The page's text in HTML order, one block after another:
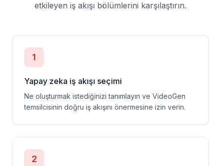
etkileyen iş akışı bölümlerini karşılaştırın.
1
Yapay zeka iş akışı seçimi
Ne oluşturmak istediğinizi tanımlayın ve VideoGen
temsilcisinin doğru iş akışını önermesine izin verin.
2